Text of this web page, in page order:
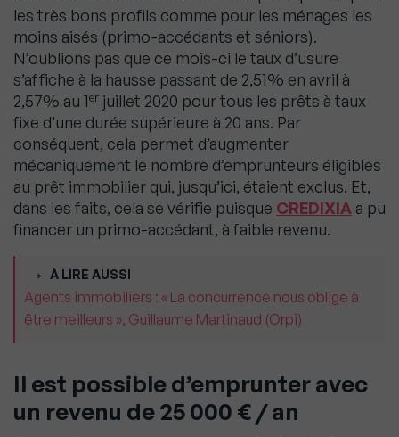
les très bons profils comme pour les ménages les
moins aisés (primo-accédants et séniors).
N’oublions pas que ce mois-ci le taux d’usure
s’affiche à la hausse passant de 2,51% en avril à
2,57% au 1er juillet 2020 pour tous les prêts à taux
fixe d’une durée supérieure à 20 ans. Par
conséquent, cela permet d’augmenter
mécaniquement le nombre d’emprunteurs éligibles
au prêt immobilier qui, jusqu’ici, étaient exclus. Et,
dans les faits, cela se vérifie puisque CREDIXIA a pu
financer un primo-accédant, à faible revenu.
À LIRE AUSSI
Agents immobiliers : « La concurrence nous oblige à
être meilleurs », Guillaume Martinaud (Orpi)
Il est possible d’emprunter avec
un revenu de 25 000 € / an